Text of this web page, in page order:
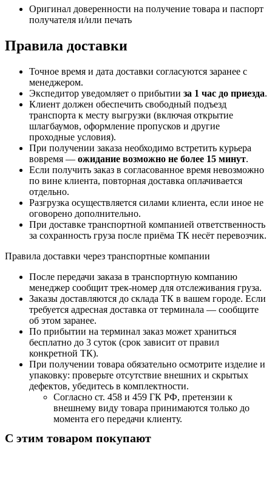
Оригинал доверенности на получение товара и паспорт
получателя и/или печать
Правила доставки
Точное время и дата доставки согласуются заранее с
менеджером.
Экспедитор уведомляет о прибытии за 1 час до приезда.
Клиент должен обеспечить свободный подъезд
транспорта к месту выгрузки (включая открытие
шлагбаумов, оформление пропусков и другие
проходные условия).
При получении заказа необходимо встретить курьера
вовремя — ожидание возможно не более 15 минут.
Если получить заказ в согласованное время невозможно
по вине клиента, повторная доставка оплачивается
отдельно.
Разгрузка осуществляется силами клиента, если иное не
оговорено дополнительно.
При доставке транспортной компанией ответственность
за сохранность груза после приёма ТК несёт перевозчик.
Правила доставки через транспортные компании
После передачи заказа в транспортную компанию
менеджер сообщит трек-номер для отслеживания груза.
Заказы доставляются до склада ТК в вашем городе. Если
требуется адресная доставка от терминала — сообщите
об этом заранее.
По прибытии на терминал заказ может храниться
бесплатно до 3 суток (срок зависит от правил
конкретной ТК).
При получении товара обязательно осмотрите изделие и
упаковку: проверьте отсутствие внешних и скрытых
дефектов, убедитесь в комплектности.
Согласно ст. 458 и 459 ГК РФ, претензии к
внешнему виду товара принимаются только до
момента его передачи клиенту.
С этим товаром покупают